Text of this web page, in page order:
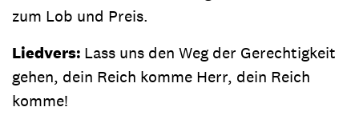
zum Lob und Preis.
Liedvers: Lass uns den Weg der Gerechtigkeit
gehen, dein Reich komme Herr, dein Reich
komme!